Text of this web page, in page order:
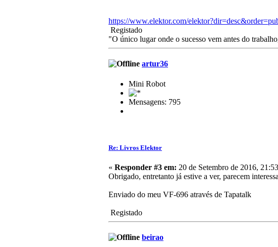
https://www.elektor.com/
Registado
"O único lugar onde o sucesso vem antes do
artur36
Mini Robot
Mensagens: 795
Re: Livros Elektor
« Responder #3 em: 20 de Setembro de 2016,
Obrigado, entretanto já estive a ver, parecem
Enviado do meu VF-696 através de Tapatalk
Registado
beirao